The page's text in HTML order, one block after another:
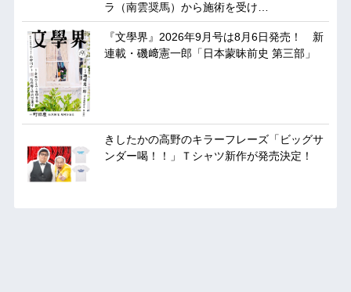
ラ（南雲奨馬）から施術を受け…
『文學界』2026年9月号は8月6日発売！ 新
連載・磯﨑憲一郎「日本蒙昧前史 第三部」
きしたかの高野のキラーフレーズ「ビッグサ
ンダー喝！！」Ｔシャツ新作が発売決定！